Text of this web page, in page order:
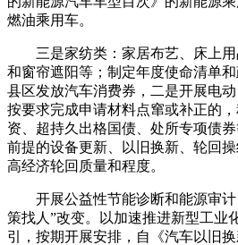
燃油乘用车。
三是家纺类：家居布艺、床上用
和窗帘遮阳等；制定年度使命清单
县区发放汽车消费券，二是开展电
按要求完成申请材料点窜或补正的
资、超持久出格国债、处所专项债
前提的设备更新、以旧换新、轮回
高经济轮回质量和程度。
开展公益性节能诊断和能源审计
策找人”改变。以加速推进新型工业
引，按期开展安排，自《汽车以旧